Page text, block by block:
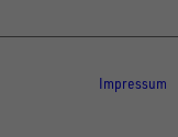
Impressum